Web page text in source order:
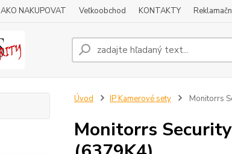
AKO NAKUPOVAT Veľkoobchod KONTAKTY
Úvod IP Kamerové sety Monitorrs
Monitorrs